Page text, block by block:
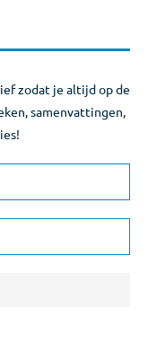
zodat je altijd op de
samenvattingen,